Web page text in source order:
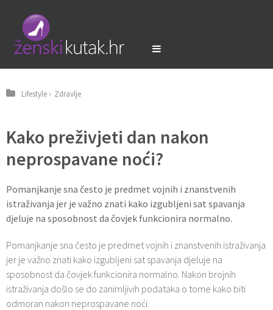
Lifestyle › Zdravlje
Kako preživjeti dan nakon
neprospavane noći?
Pomanjkanje sna često je predmet vojnih i znanstvenih
istraživanja jer je važno znati kako izgubljeni sat spavanja
djeluje na sposobnost da čovjek funkcionira normalno.
Pomanjkanje sna često je predmet vojnih i znanstvenih istraživanja
jer je važno znati kako izgubljeni sat spavanja djeluje na
sposobnost da čovjek funkcionira normalno. Nakon brojnih
istraživanja došlo se do zanimljivih podataka o tome kako biti
odmoran nakon neprospavane noći.